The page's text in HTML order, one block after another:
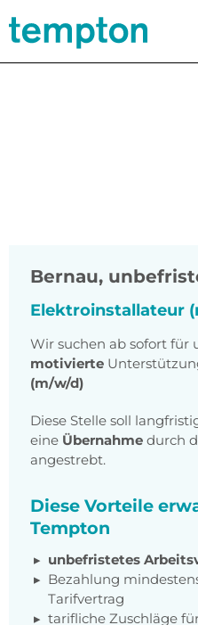
Bernau,
Elektroinstallateur
Wir suchen ab sofort für
motivierte
(m/w/d)
Diese Stelle soll
eine Übernahme durch
angestrebt.
Diese Vorteile
Tempton
unbefristetes
Bezahlung
Tarifvertrag
tarifliche Zuschläge